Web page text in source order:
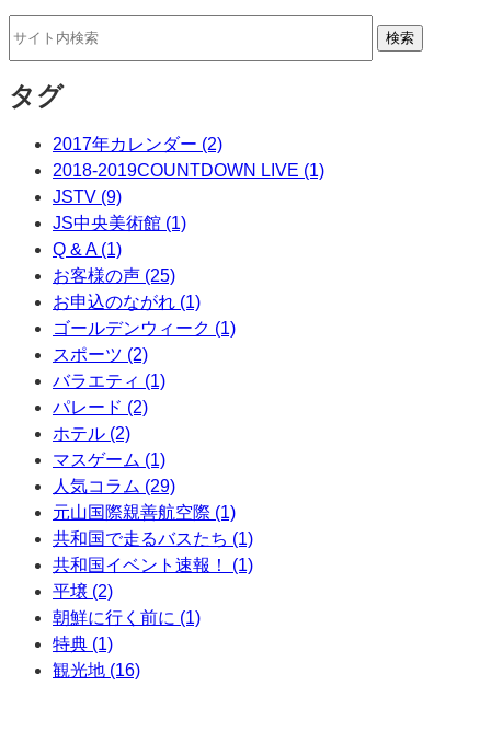
タグ
2017年カレンダー (2)
2018-2019COUNTDOWN LIVE (1)
JSTV (9)
JS中央美術館 (1)
Q & A (1)
お客様の声 (25)
お申込のながれ (1)
ゴールデンウィーク (1)
スポーツ (2)
バラエティ (1)
パレード (2)
ホテル (2)
マスゲーム (1)
人気コラム (29)
元山国際親善航空際 (1)
共和国で走るバスたち (1)
共和国イベント速報！ (1)
平壌 (2)
朝鮮に行く前に (1)
特典 (1)
観光地 (16)